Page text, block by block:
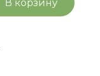
В корзину